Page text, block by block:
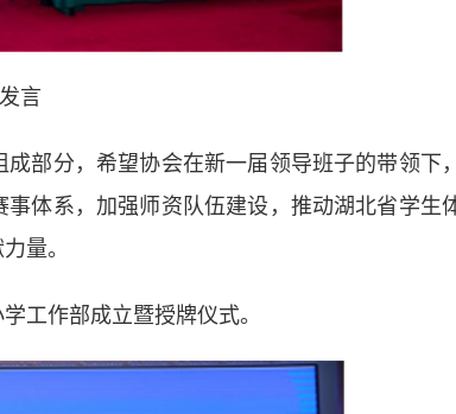
言
部分，希望协会在新一届领导班子的带领下
体系，加强师资队伍建设，推动湖北省学生
量。
作部成立暨授牌仪式。